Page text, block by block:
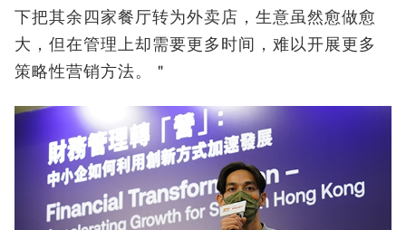
下把其余四家餐厅转为外卖店，生意虽然愈做愈
大，但在管理上却需要更多时间，难以开展更多
策略性营销方法。＂